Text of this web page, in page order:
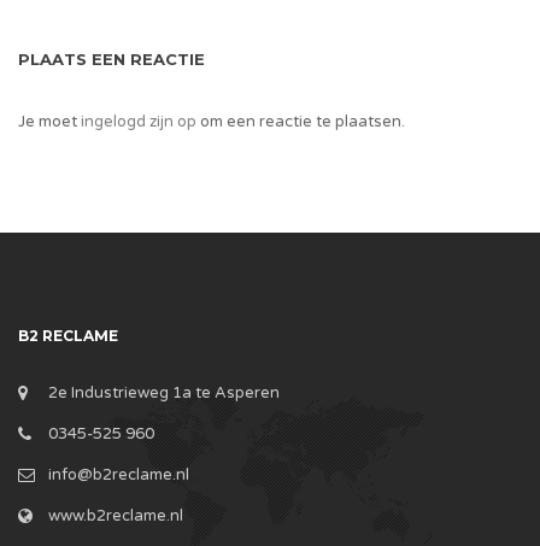
PLAATS EEN REACTIE
Je moetingelogd zijn op om een reactie te plaatsen.
B2 RECLAME
2e Industrieweg 1a te Asperen
0345-525 960
info@b2reclame.nl
www.b2reclame.nl